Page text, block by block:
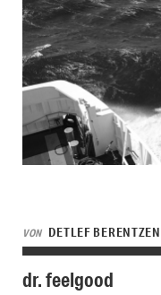
VON DETLEF BERENTZEN
dr. feelgood